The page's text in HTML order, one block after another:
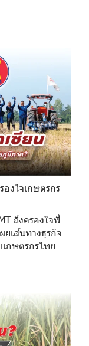
งใจเกษตรกร
ถึงครองใจพี่
ยเส้นทางธุรกิจ
กษตรกรไทย